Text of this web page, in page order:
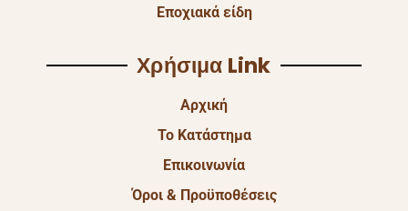
Εποχιακά είδη
Χρήσιμα Link
Αρχική
Το Κατάστημα
Επικοινωνία
Όροι & Προϋποθέσεις